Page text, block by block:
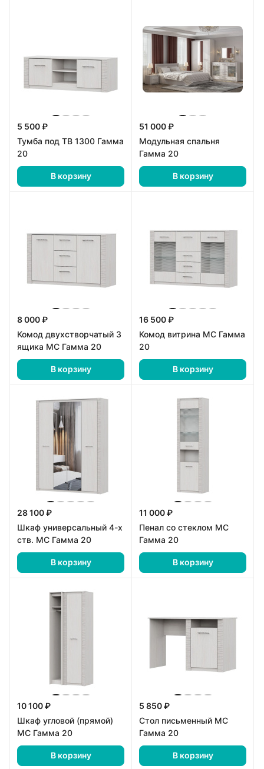
5 500 ₽
Тумба под ТВ 1300 Гамма
20
В корзину
51 000 ₽
Модульная спальня
Гамма 20
В корзину
8 000 ₽
Комод двухстворчатый 3
ящика МС Гамма 20
В корзину
16 500 ₽
Комод витрина МС Гамма
20
В корзину
28 100 ₽
Шкаф универсальный 4-х
ств. МС Гамма 20
В корзину
11 000 ₽
Пенал со стеклом МС
Гамма 20
В корзину
10 100 ₽
Шкаф угловой (прямой)
МС Гамма 20
В корзину
5 850 ₽
Стол письменный МС
Гамма 20
В корзину